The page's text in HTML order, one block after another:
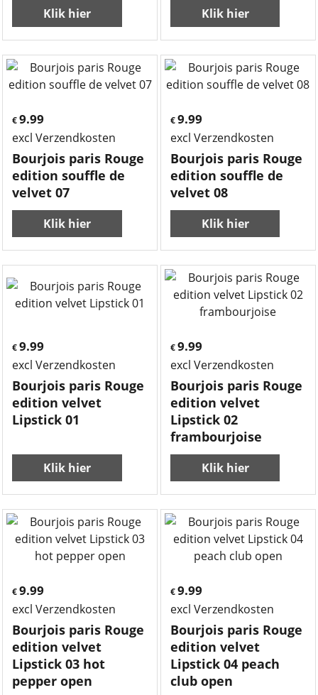
Klik hier Klik hier
€ 9.99
excl Verzendkosten
Bourjois paris Rouge
edition souffle de
velvet 07
Klik hier
€9.99
excl Verzendkosten
Bourjois paris Rouge
edition souffle de
velvet 08
Klik hier
€ 9.99
excl Verzendkosten
Bourjois paris Rouge
edition velvet
Lipstick 01
Klik hier
€9.99
excl Verzendkosten
Bourjois paris Rouge
edition velvet
Lipstick 02
frambourjoise
Klik hier
€ 9.99
excl Verzendkosten
Bourjois paris Rouge
edition velvet
Lipstick 03 hot
pepper open
€9.99
excl Verzendkosten
Bourjois paris Rouge
edition velvet
Lipstick 04 peach
club open